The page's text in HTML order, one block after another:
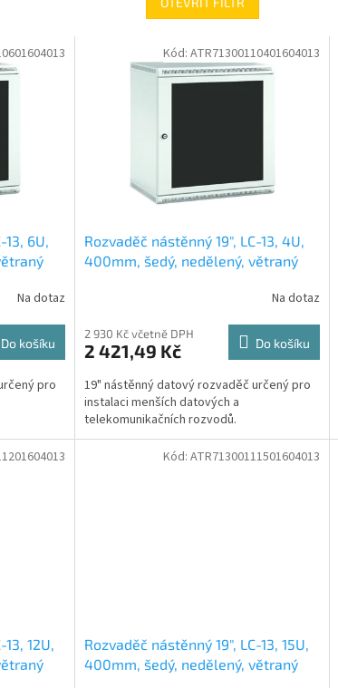
13, 6U,
Na dotaz
Do košíku
pro
Rozvaděč nástěnný 19", LC-13, 4U,
400mm, šedý, nedělený, větraný
Na dotaz
2 930 Kč včetně DPH
2 421,49 Kč Do košíku
19" nástěnný datový rozvaděč určený pro
instalaci menších datových a
telekomunikačních rozvodů.
Kód: ATR71300110401604013
12U,
Rozvaděč nástěnný 19", LC-13, 15U,
400mm, šedý, nedělený, větraný
Kód: ATR71300111501604013